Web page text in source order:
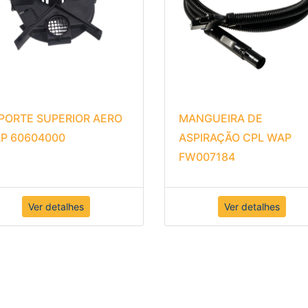
SUPERIOR AERO
60604000
Ver detalhes
MANGUEIRA DE
ASPIRAÇÃO CPL WAP
FW007184
Ver detalhes